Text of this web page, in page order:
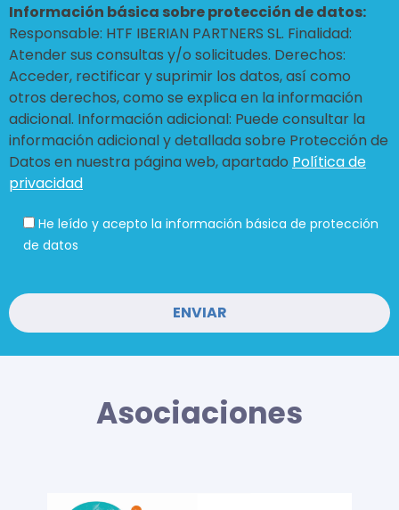
Información básica sobre protección de datos:
Responsable: HTF IBERIAN PARTNERS SL. Finalidad:
Atender sus consultas y/o solicitudes. Derechos:
Acceder, rectificar y suprimir los datos, así como
otros derechos, como se explica en la información
adicional. Información adicional: Puede consultar la
información adicional y detallada sobre Protección de
Datos en nuestra página web, apartado Política de
privacidad
He leído y acepto la información básica de protección
de datos
Asociaciones